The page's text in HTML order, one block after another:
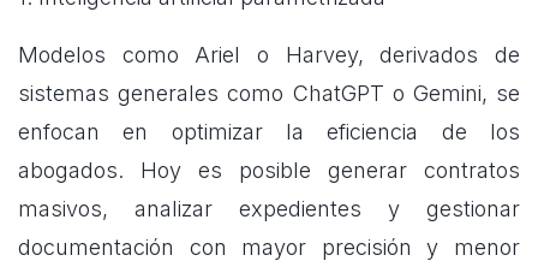
Modelos como Ariel o Harvey, derivados de
sistemas generales como ChatGPT o Gemini, se
enfocan en optimizar la eficiencia de los
abogados. Hoy es posible generar contratos
masivos, analizar expedientes y gestionar
documentación con mayor precisión y menor